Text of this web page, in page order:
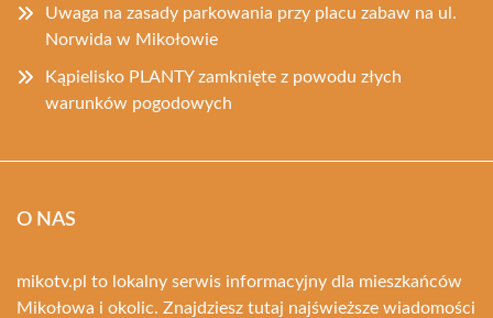
Uwaga na zasady parkowania przy placu zabaw na ul.
Norwida w Mikołowie
Kąpielisko PLANTY zamknięte z powodu złych
warunków pogodowych
O NAS
mikotv.pl to lokalny serwis informacyjny dla mieszkańców
Mikołowa i okolic. Znajdziesz tutaj najświeższe wiadomości